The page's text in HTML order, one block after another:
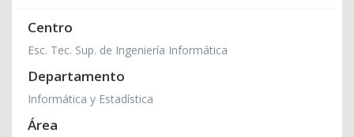
Centro
Esc. Tec. Sup. de Ingeniería Informática
Departamento
Informática y Estadística
Área